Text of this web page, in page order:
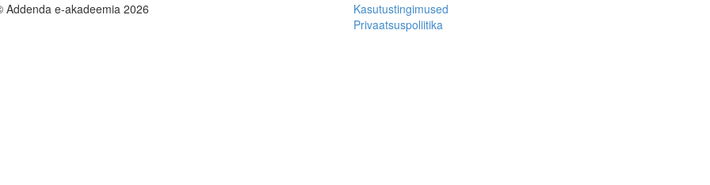
Addenda e-akadeemia 2026
Kasutustingimused
Privaatsuspoliitika